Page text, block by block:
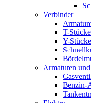
Verbinder
T-Stücke
Y-Stücke
Armaturen
Benzin-